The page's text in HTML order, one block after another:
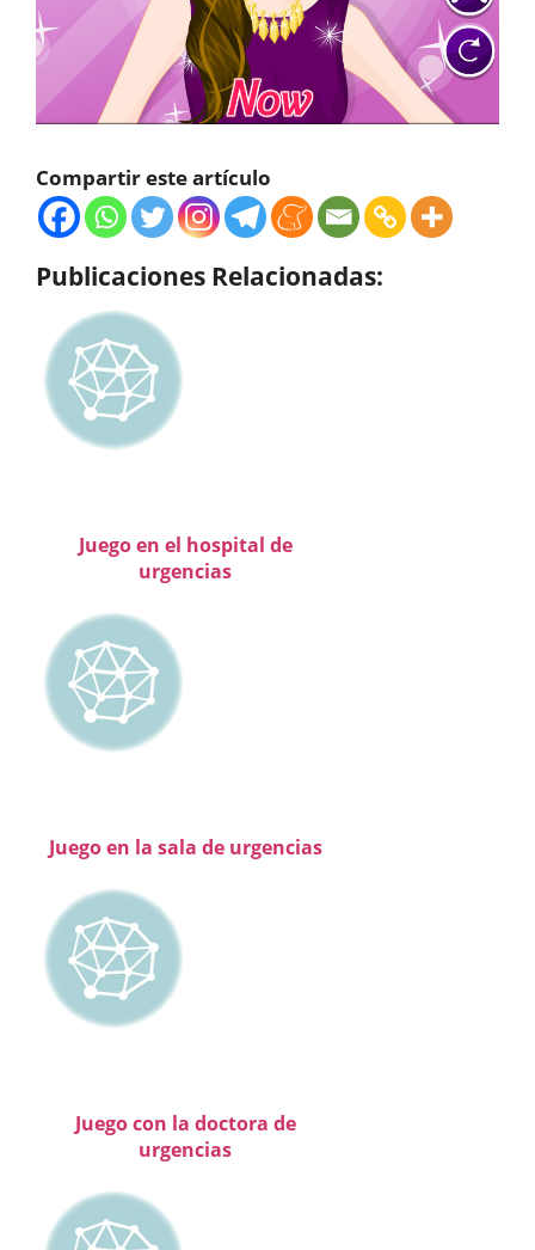
Compartir este artículo
Publicaciones Relacionadas:
Juego en el hospital de
urgencias
Juego en la sala de urgencias
Juego con la doctora de
urgencias